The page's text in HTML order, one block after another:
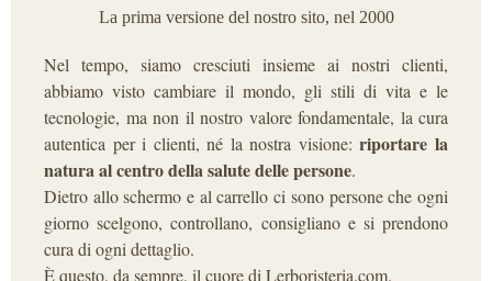
La prima versione del nostro sito, nel 2000
Nel tempo, siamo cresciuti insieme ai nostri clienti,
abbiamo visto cambiare il mondo, gli stili di vita e le
tecnologie, ma non il nostro valore fondamentale, la cura
autentica per i clienti, né la nostra visione:riportare la
natura al centro della salute delle persone.
Dietro allo schermo e al carrello ci sono persone che ogni
giorno scelgono, controllano, consigliano e si prendono
cura di ogni dettaglio.
È questo, da sempre, il cuore di Lerboristeria.com.